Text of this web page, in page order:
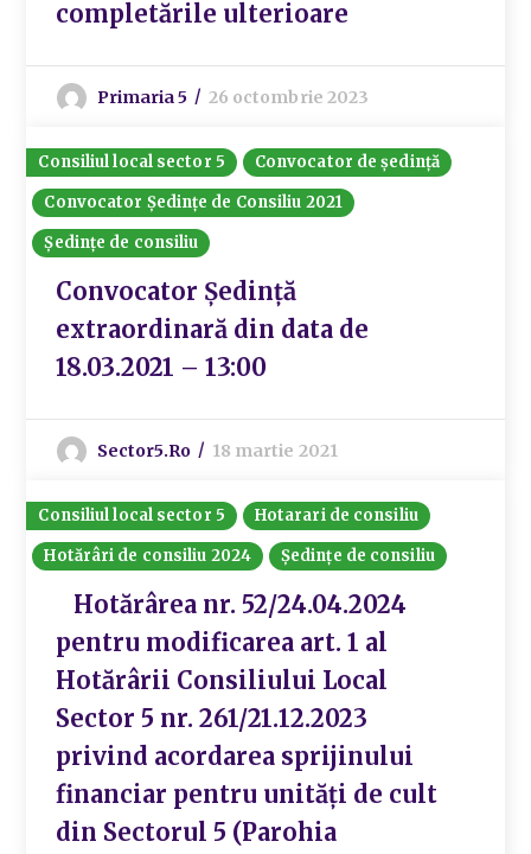
completările ulterioare
Primaria 5 26 octombrie 2023
Consiliul local sector 5
Convocator de ședință
Convocator Ședințe de Consiliu 2021
Ședințe de consiliu
Convocator Ședință
extraordinară din data de
18.03.2021 – 13:00
Sector5.ro 18 martie 2021
Consiliul local sector 5
Hotarari de consiliu
Hotărâri de consiliu 2024
Ședințe de consiliu
Hotărârea nr. 52/24.04.2024
pentru modificarea art. 1 al
Hotărârii Consiliului Local
Sector 5 nr. 261/21.12.2023
privind acordarea sprijinului
financiar pentru unități de cult
din Sectorul 5 (Parohia